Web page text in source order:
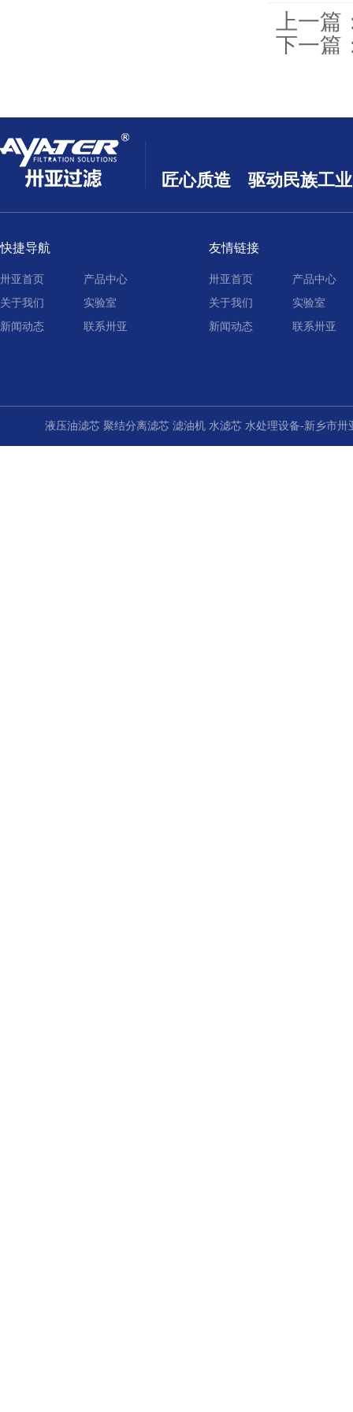
上一篇
下一篇
匠心质造 驱动民族工业
快捷导航
卅亚首页
产品中心
关于我们
实验室
新闻动态
联系卅亚
友情链接
卅亚首页
产品中心
关于我们
实验室
新闻动态
联系卅亚
液压油滤芯 聚结分离滤芯 滤油机 水滤芯 水处理设备-新乡